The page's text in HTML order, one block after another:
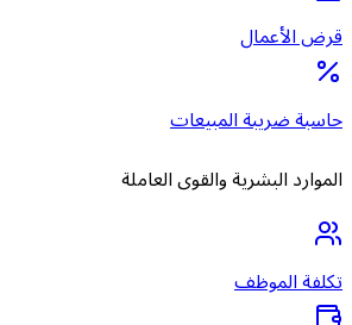
قرض الأعمال
حاسبة ضريبة المبيعات
الموارد البشرية والقوى العاملة
تكلفة الموظف